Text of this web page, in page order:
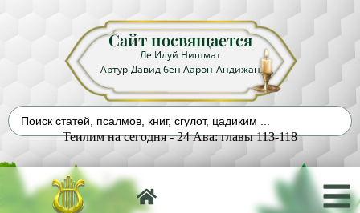
Сайт посвящается
Ле Илуй Нишмат
Артур-Давид бен Аарон-Андижан
Теилим на сегодня - 24 Ава: главы 113-118